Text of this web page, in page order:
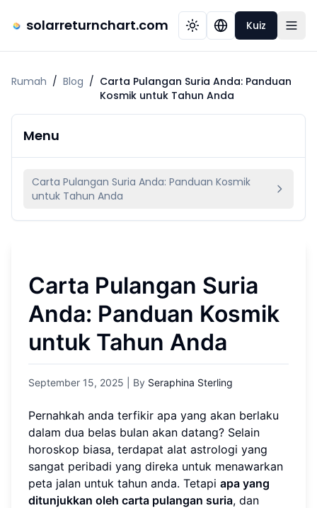
solarreturnchart.com Kuiz
Rumah / Blog / Carta Pulangan Suria Anda: Panduan
Kosmik untuk Tahun Anda
Menu
Carta Pulangan Suria Anda: Panduan Kosmik
untuk Tahun Anda
Carta Pulangan Suria
Anda: Panduan Kosmik
untuk Tahun Anda
September 15, 2025 | By Seraphina Sterling
Pernahkah anda terfikir apa yang akan berlaku
dalam dua belas bulan akan datang? Selain
horoskop biasa, terdapat alat astrologi yang
sangat peribadi yang direka untuk menawarkan
peta jalan untuk tahun anda. Tetapi apa yang
ditunjukkan oleh carta pulangan suria, dan